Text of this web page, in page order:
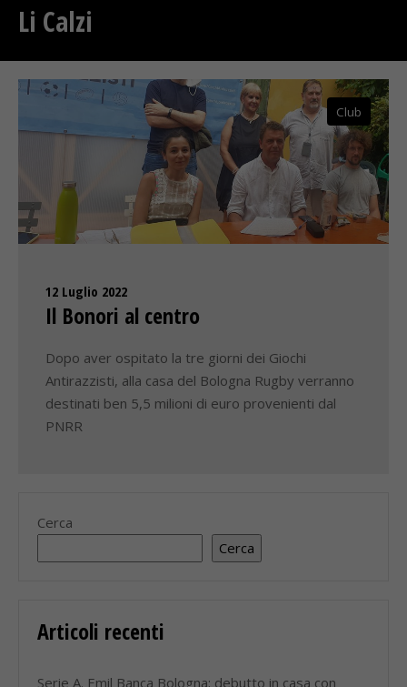
Li Calzi
Club
12 Luglio 2022
Il Bonori al centro
Dopo aver ospitato la tre giorni dei Giochi
Antirazzisti, alla casa del Bologna Rugby verranno
destinati ben 5,5 milioni di euro provenienti dal
PNRR
Cerca
Cerca
Articoli recenti
Serie A. Emil Banca Bologna: debutto in casa con